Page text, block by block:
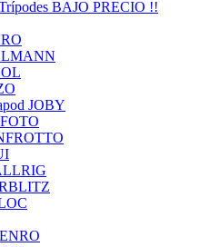
BAJO PRECIO !!
JOBY